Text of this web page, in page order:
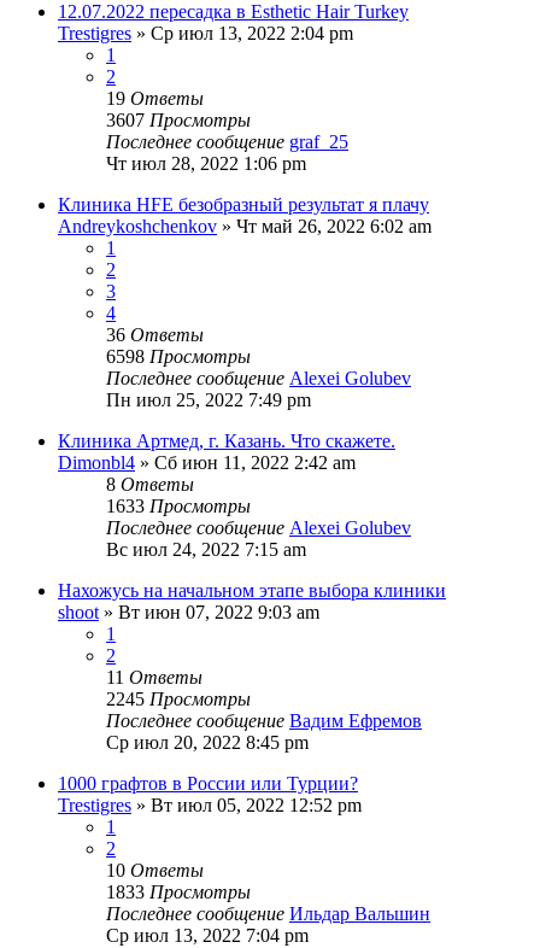
12.07.2022 пересадка в Esthetic Hair Turkey
Trestigres » Ср июл 13, 2022 2:04 pm
1
2
19 Ответы
3607 Просмотры
Последнее сообщение graf_25
Чт июл 28, 2022 1:06 pm
Клиника HFE безобразный результат я плачу
Andreykoshchenkov » Чт май 26, 2022 6:02 am
1
2
3
4
36 Ответы
6598 Просмотры
Последнее сообщение Alexei Golubev
Пн июл 25, 2022 7:49 pm
Клиника Артмед, г. Казань. Что скажете.
Dimonbl4 » Сб июн 11, 2022 2:42 am
8 Ответы
1633 Просмотры
Последнее сообщение Alexei Golubev
Вс июл 24, 2022 7:15 am
Нахожусь на начальном этапе выбора клиники
shoot » Вт июн 07, 2022 9:03 am
1
2
11 Ответы
2245 Просмотры
Последнее сообщение Вадим Ефремов
Ср июл 20, 2022 8:45 pm
1000 графтов в России или Турции?
Trestigres » Вт июл 05, 2022 12:52 pm
1
2
10 Ответы
1833 Просмотры
Последнее сообщение Ильдар Вальшин
Ср июл 13, 2022 7:04 pm